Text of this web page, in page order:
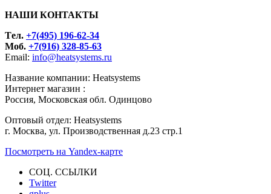
НАШИ КОНТАКТЫ
Tел. +7(495) 196-62-34
Моб. +7(916) 328-85-63
Email: info@heatsystems.ru
Название компании: Heatsystems
Интернет магазин :
Россия, Московская обл. Одинцово
Оптовый отдел: Heatsystems
г. Москва, ул. Производственная д.23 стр.1
Посмотреть на Yandex-карте
СОЦ. ССЫЛКИ
Twitter